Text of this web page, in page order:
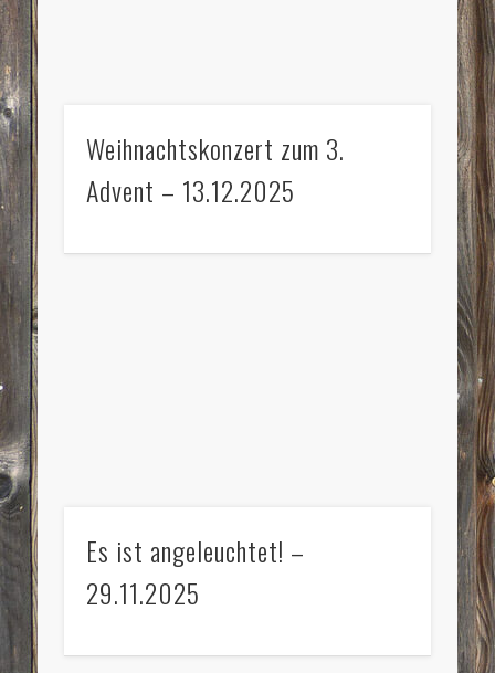
Weihnachtskonzert zum 3.
Advent – 13.12.2025
Es ist angeleuchtet! –
29.11.2025